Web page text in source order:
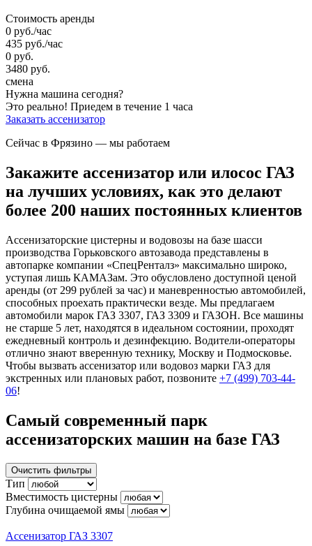
Стоимость аренды
0 руб./час
435 руб./час
0 руб.
3480 руб.
смена
Нужна машина сегодня?
Это реально! Приедем в течение 1 часа
Заказать ассенизатор
Сейчас в Фрязино — мы работаем
Закажите ассенизатор или илосос ГАЗ
на лучших условиях, как это делают
более 200 наших постоянных клиентов
Ассенизаторские цистерны и водовозы на базе шасси
производства Горьковского автозавода представлены в
автопарке компании «СпецРенталз» максимально широко,
уступая лишь КАМАЗам. Это обусловлено доступной ценой
аренды (от 299 рублей за час) и маневренностью автомобилей,
способных проехать практически везде. Мы предлагаем
автомобили марок ГАЗ 3307, ГАЗ 3309 и ГАЗОН. Все машины
не старше 5 лет, находятся в идеальном состоянии, проходят
ежедневный контроль и дезинфекцию. Водители-операторы
отлично знают вверенную технику, Москву и Подмосковье.
Чтобы вызвать ассенизатор или водовоз марки ГАЗ для
экстренных или плановых работ, позвоните +7 (499) 703-44-
06!
Самый современный парк
ассенизаторских машин на базе ГАЗ
Очистить фильтры
Тип
Вместимость цистерны
Глубина очищаемой ямы
Ассенизатор ГАЗ 3307